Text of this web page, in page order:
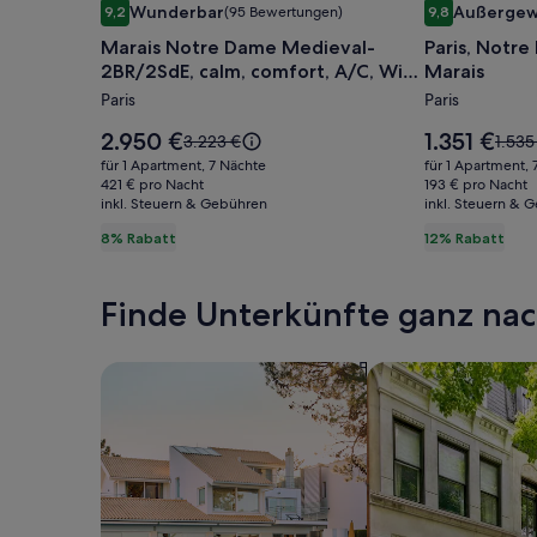
für
Marais
Notre
Dame
Medieval-
2BR/2SdE,
calm,
comfort,
A/C,
ideal
9,29,2 von 10, Wunderbar, (95 Bewertungen)
Wunderbar(95 Bewertungen)
Marais Notre Dame Medieval-
2BR/2SdE, calm, comfort, A/C, WiFi,
ideal
Paris
8% Rabatt
Der
Preis
beträgt
2.950 €.
2.950 €Der
alte
Preis
war
zum
3.223 €
für 1 Apartment, 7 Nächte
421 € pro Nacht
inkl. Steuern & Gebühren
für
Paris,
Notre
Dame
de
Nazareth,
Le
Marais
9,89,8 von 10,
Paris, Notre
Marais
Paris
12% Rabatt
Der
Preis
beträgt
1.351 €.
1.351 €Der
alte
Preis
war
siehe
zum
für 1 Apartment,
193 € pro Nacht
inkl. Steuern &
Finde Unterkünfte ganz
Suche nach Ferienhäusern Suche nach